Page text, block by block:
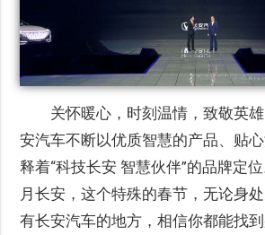
关怀暖心，时刻温情，致敬英雄
安汽车不断以优质智慧的产品、贴
释着“科技长安 智慧伙伴”的品牌定
月长安，这个特殊的春节，无论身
有长安汽车的地方，相信你都能找